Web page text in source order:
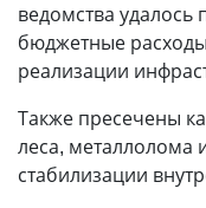
ведомства
бюджетные
реализации
Также пресечены
леса, металлолома
стабилизации